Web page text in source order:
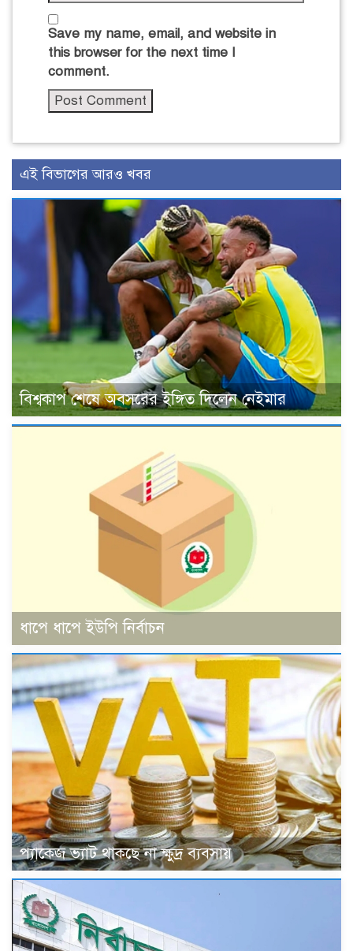
Save my name, email, and website in
this browser for the next time I
comment.
এই বিভাগের আরও খবর
বিশ্বকাপ শেষে অবসরের ইঙ্গিত দিলেন নেইমার
ধাপে ধাপে ইউপি নির্বাচন
প্যাকেজ ভ্যাট থাকছে না ক্ষুদ্র ব্যবসায়